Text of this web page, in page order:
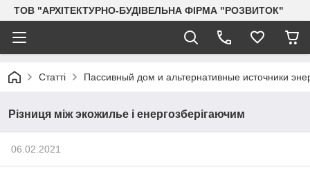
ТОВ "АРХІТЕКТУРНО-БУДІВЕЛЬНА ФІРМА "РОЗВИТОК"
Статті Пассивный дом и альтернативные источники
Різниця між экожилье і енергозберігаючим
06.02.2021